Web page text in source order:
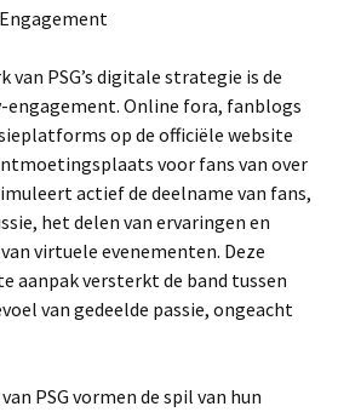
van PSG’s digitale strategie is de
engagement. Online fora, fanblogs
op de officiële website
voor fans van over
actief de deelname van fans,
het delen van ervaringen en
virtuele evenementen. Deze
aanpak versterkt de band tussen
van gedeelde passie, ongeacht
PSG vormen de spil van hun